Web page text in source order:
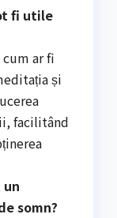
fi utile
ar fi
și
facilitând
somn?